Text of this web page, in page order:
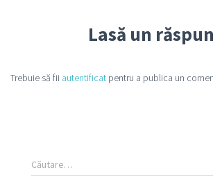
Lasă un
Trebuie să fii autentificat pentru a publica un
Căutare…